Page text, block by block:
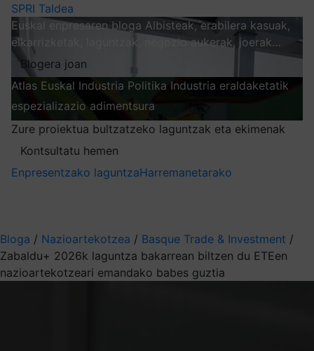
SPRI Taldea
Euskal enpresaren bloga Albisteak, erabilera kasuak,
elkarrizketak, laguntzak, negozio aukerak, joerak…
Blogera joan
Atlas Euskal Industria Politika Industria eraldaketatik
espezializazio adimentsura
Zure proiektua bultzatzeko laguntzak eta ekimenak
Kontsultatu hemen
Enpresentzako laguntzaHarremanetarako
Bloga / Nazioartekotzea / Basque Trade & Investment /
Zabaldu+ 2026k laguntza bakarrean biltzen du ETEen
nazioartekotzeari emandako babes guztia